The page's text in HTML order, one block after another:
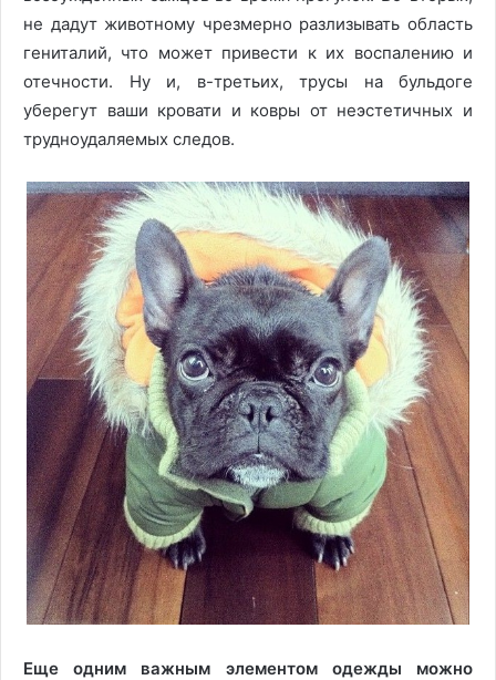
не дадут животному чрезмерно разлизывать область
гениталий, что может привести к их воспалению и
отечности. Ну и, в-третьих, трусы на бульдоге
уберегут ваши кровати и ковры от неэстетичных и
трудноудаляемых следов.
Еще одним важным элементом одежды можно